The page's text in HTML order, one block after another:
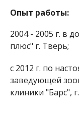
Опыт работы:
2004 - 2005 г. в
плюс" г. Тверь;
с 2012 г. по
заведующей
клиники "Барс",